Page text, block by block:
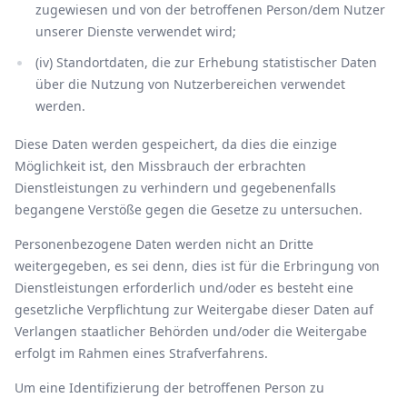
zugewiesen und von der betroffenen Person/dem Nutzer
unserer Dienste verwendet wird;
(iv) Standortdaten, die zur Erhebung statistischer Daten
über die Nutzung von Nutzerbereichen verwendet
werden.
Diese Daten werden gespeichert, da dies die einzige
Möglichkeit ist, den Missbrauch der erbrachten
Dienstleistungen zu verhindern und gegebenenfalls
begangene Verstöße gegen die Gesetze zu untersuchen.
Personenbezogene Daten werden nicht an Dritte
weitergegeben, es sei denn, dies ist für die Erbringung von
Dienstleistungen erforderlich und/oder es besteht eine
gesetzliche Verpflichtung zur Weitergabe dieser Daten auf
Verlangen staatlicher Behörden und/oder die Weitergabe
erfolgt im Rahmen eines Strafverfahrens.
Um eine Identifizierung der betroffenen Person zu